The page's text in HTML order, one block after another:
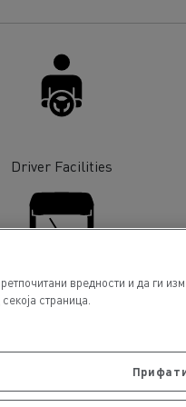
Driver Facilities
Glass Replacement
вредности и да ги
страница.